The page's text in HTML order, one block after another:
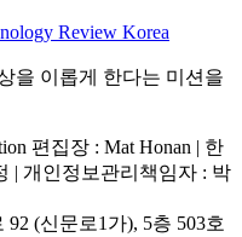
을 이롭게 한다는 미션을
편집장 : Mat Honan | 한
| 개인정보관리책임자 : 박
(신문로1가), 5층 503호